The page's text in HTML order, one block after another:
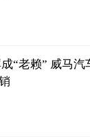
” 威马汽车